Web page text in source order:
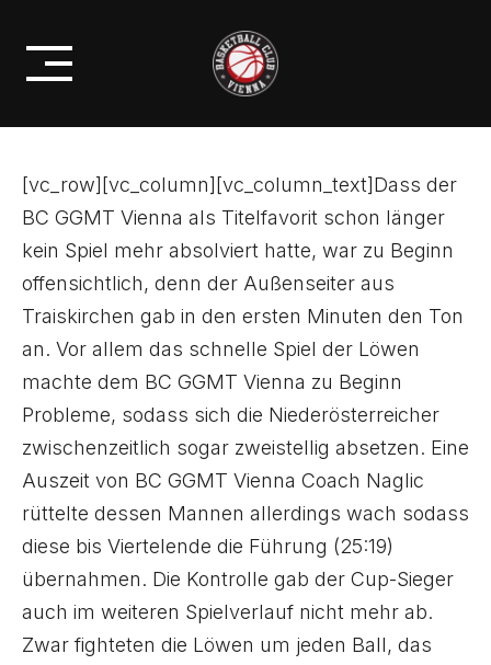
content
GGMT VIENNA IM
VIERTELFINAL-AUFTAKTSPIEL
[vc_row][vc_column][vc_column_text]Dass der
BC GGMT Vienna als Titelfavorit schon länger
kein Spiel mehr absolviert hatte, war zu Beginn
offensichtlich, denn der Außenseiter aus
Traiskirchen gab in den ersten Minuten den Ton
an. Vor allem das schnelle Spiel der Löwen
machte dem BC GGMT Vienna zu Beginn
Probleme, sodass sich die Niederösterreicher
zwischenzeitlich sogar zweistellig absetzen. Eine
Auszeit von BC GGMT Vienna Coach Naglic
rüttelte dessen Mannen allerdings wach sodass
diese bis Viertelende die Führung (25:19)
übernahmen. Die Kontrolle gab der Cup-Sieger
auch im weiteren Spielverlauf nicht mehr ab.
Zwar fighteten die Löwen um jeden Ball, das